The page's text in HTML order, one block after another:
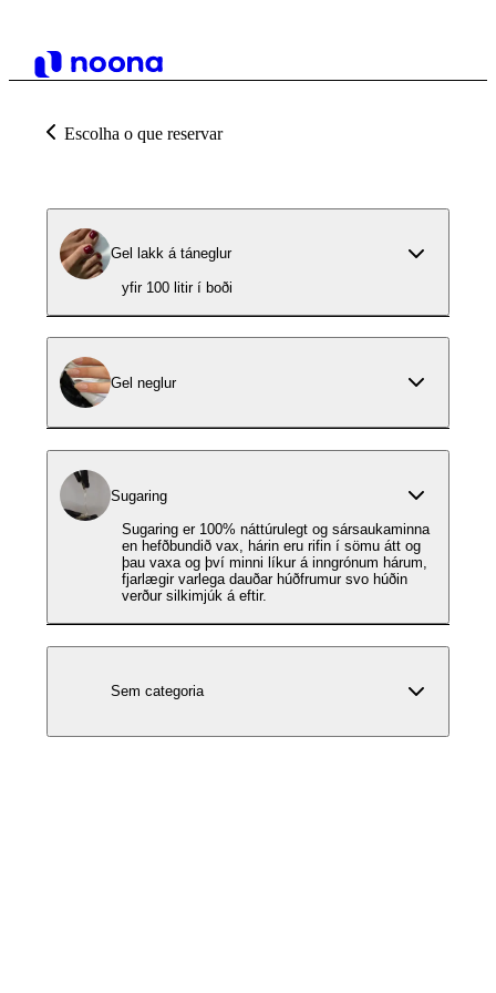
Escolha o que reservar
Gel lakk á táneglur
yfir 100 litir í boði
Gel neglur
Sugaring
Sugaring er 100% náttúrulegt og sársaukaminna
en hefðbundið vax, hárin eru rifin í sömu átt og
þau vaxa og því minni líkur á inngrónum hárum,
fjarlægir varlega dauðar húðfrumur svo húðin
verður silkimjúk á eftir.
Sem categoria